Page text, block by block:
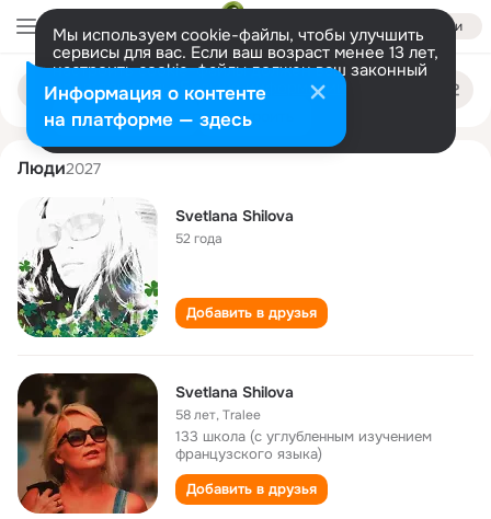
Войти
Мы используем cookie-файлы, чтобы улучшить
сервисы для вас. Если ваш возраст менее 13 лет,
настроить cookie-файлы должен ваш законный
представитель. Больше информации
Разрешить все Настроить
Поиск
людям
svetlana shilova
Люди2027
Svetlana Shilova
52 года
Добавить в друзья
Svetlana Shilova
58 лет,Tralee
133 школа (с углубленным изучением
французского языка)
Добавить в друзья
Информация о контенте
на платформе — здесь